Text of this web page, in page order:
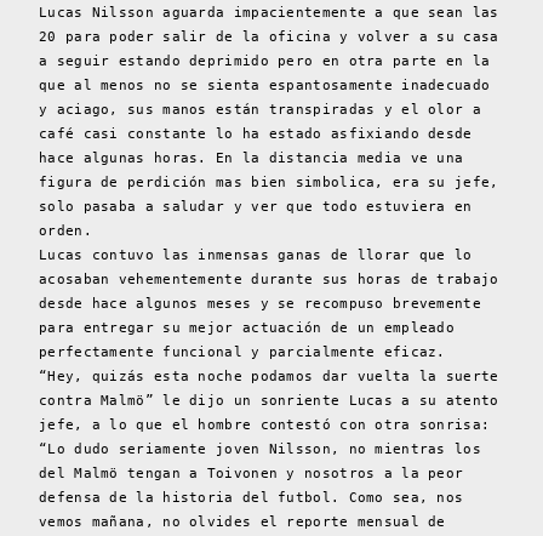
Lucas Nilsson aguarda impacientemente a que sean las
20 para poder salir de la oficina y volver a su casa
a seguir estando deprimido pero en otra parte en la
que al menos no se sienta espantosamente inadecuado
y aciago, sus manos están transpiradas y el olor a
café casi constante lo ha estado asfixiando desde
hace algunas horas. En la distancia media ve una
figura de perdición mas bien simbolica, era su jefe,
solo pasaba a saludar y ver que todo estuviera en
orden.
Lucas contuvo las inmensas ganas de llorar que lo
acosaban vehementemente durante sus horas de trabajo
desde hace algunos meses y se recompuso brevemente
para entregar su mejor actuación de un empleado
perfectamente funcional y parcialmente eficaz.
“Hey, quizás esta noche podamos dar vuelta la suerte
contra Malmö” le dijo un sonriente Lucas a su atento
jefe, a lo que el hombre contestó con otra sonrisa:
“Lo dudo seriamente joven Nilsson, no mientras los
del Malmö tengan a Toivonen y nosotros a la peor
defensa de la historia del futbol. Como sea, nos
vemos mañana, no olvides el reporte mensual de